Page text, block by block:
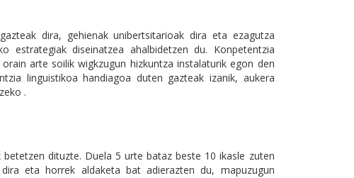
dira, gehienak unibertsitarioak dira eta ezagutza
estrategiak diseinatzea ahalbidetzen du. Konpetentzia
arte soilik wigkzugun hizkuntza instalaturik egon den
linguistikoa handiagoa duten gazteak izanik, aukera
.
dituzte. Duela 5 urte bataz beste 10 ikasle zuten
eta horrek aldaketa bat adierazten du, mapuzugun